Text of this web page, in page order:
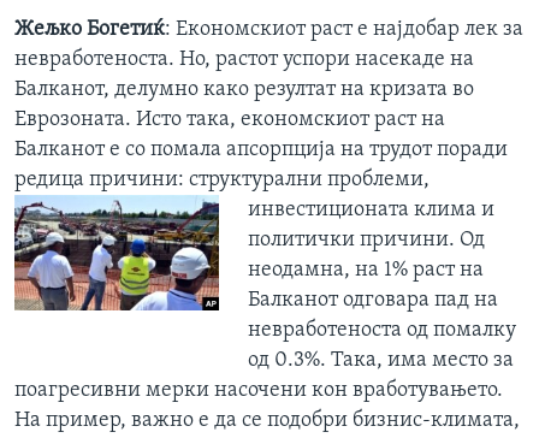
Жељко Богетиќ: Економскиот раст е најдобар лек за
невработеноста. Но, растот успори насекаде на
Балканот, делумно како резултат на кризата во
Еврозоната. Исто така, економскиот раст на
Балканот е со помала апсорпција на трудот поради
редица причини: структурални проблеми,
инвестиционата клима и
политички причини. Од
неодамна, на 1% раст на
Балканот одговара пад на
невработеноста од помалку
од 0.3%. Така, има место за
поагресивни мерки насочени кон вработувањето.
На пример, важно е да се подобри бизнис-климата,